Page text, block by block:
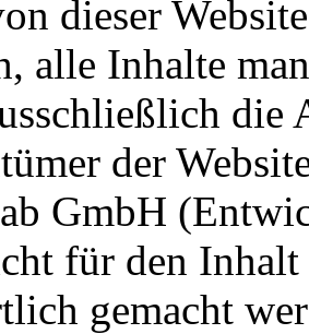
dieser
alle Inhalte
die
der
GmbH
für den
gemacht